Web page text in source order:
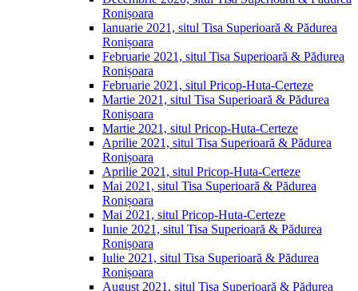
Ronișoara
Ianuarie 2021, situl Tisa Superioară & Pădurea
Ronișoara
Februarie 2021, situl Tisa Superioară & Pădurea
Ronișoara
Februarie 2021, situl Pricop-Huta-Certeze
Martie 2021, situl Tisa Superioară & Pădurea
Ronișoara
Martie 2021, situl Pricop-Huta-Certeze
Aprilie 2021, situl Tisa Superioară & Pădurea
Ronișoara
Aprilie 2021, situl Pricop-Huta-Certeze
Mai 2021, situl Tisa Superioară & Pădurea
Ronișoara
Mai 2021, situl Pricop-Huta-Certeze
Iunie 2021, situl Tisa Superioară & Pădurea
Ronișoara
Iulie 2021, situl Tisa Superioară & Pădurea
Ronișoara
August 2021, situl Tisa Superioară & Pădurea